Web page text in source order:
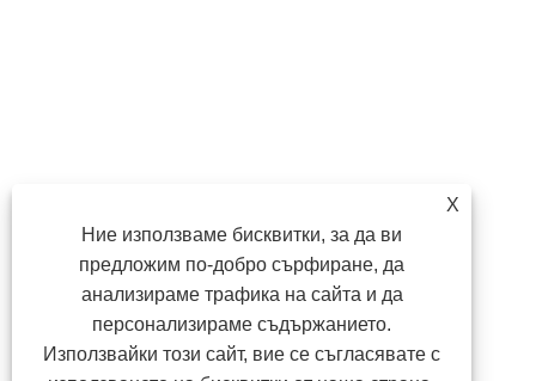
X
Ние използваме бисквитки, за да ви
предложим по-добро сърфиране, да
анализираме трафика на сайта и да
персонализираме съдържанието.
Използвайки този сайт, вие се съгласявате с